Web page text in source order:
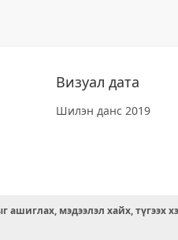
Визуал дата
Шилэн данс 2019
ашиглах, мэдээлэл хайх, түгээх